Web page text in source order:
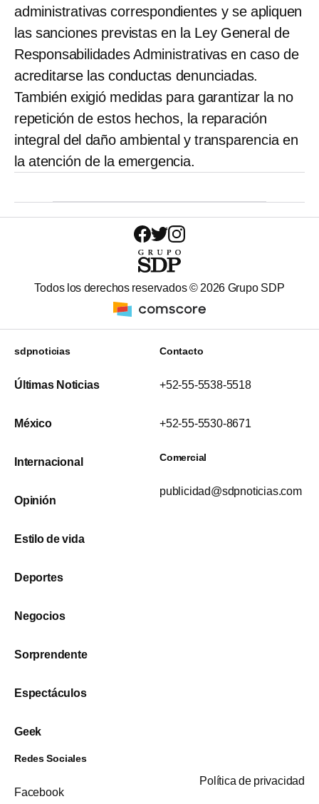
administrativas correspondientes y se apliquen
las sanciones previstas en la Ley General de
Responsabilidades Administrativas en caso de
acreditarse las conductas denunciadas.
También exigió medidas para garantizar la no
repetición de estos hechos, la reparación
integral del daño ambiental y transparencia en
la atención de la emergencia.
Todos los derechos reservados © 2026 Grupo SDP
sdpnoticias
Últimas Noticias
México
Internacional
Opinión
Estilo de vida
Deportes
Negocios
Sorprendente
Espectáculos
Geek
Contacto
+52-55-5538-5518
+52-55-5530-8671
Comercial
publicidad@sdpnoticias.com
Redes Sociales
Facebook
Política de privacidad